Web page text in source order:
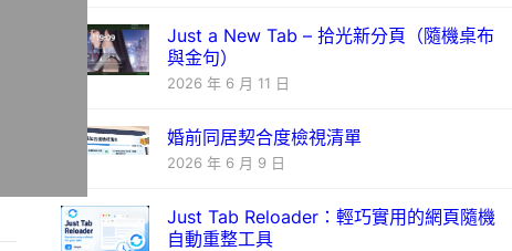
Just a New Tab – 拾光新分頁（隨機桌布
與金句）
2026 年 6 月 11 日
婚前同居契合度檢視清單
2026 年 6 月 9 日
Just Tab Reloader：輕巧實用的網頁隨機
自動重整工具